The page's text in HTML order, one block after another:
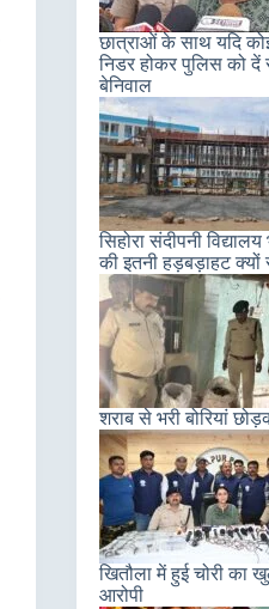
छात्राओं के साथ यदि
निडर होकर पुलिस को
बेनिवाल
सिहोरा संदीपनी
की इतनी हड़बड़ाहट क्यों
शराब से भरी बोरियां
खितौला में हुई चोरी
आरोपी